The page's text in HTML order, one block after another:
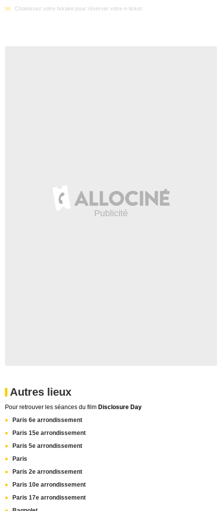
Choisissez votre horaire pour réserver votre e-ticket.
Autres lieux
Pour retrouver les séances du film Disclosure Day
Paris 6e arrondissement
Paris 15e arrondissement
Paris 5e arrondissement
Paris
Paris 2e arrondissement
Paris 10e arrondissement
Paris 17e arrondissement